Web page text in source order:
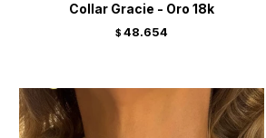
Collar Gracie - Oro 18k
$ 48.654